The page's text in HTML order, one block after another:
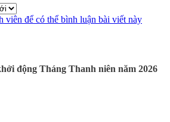
viên để có thể bình luận bài viết này
động Tháng Thanh niên năm 2026